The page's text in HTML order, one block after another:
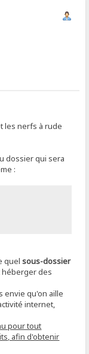
les nerfs à rude
dossier qui sera
:
quelsous-dossier
des
envie qu'on aille
internet,
pour tout
afin d'obtenir